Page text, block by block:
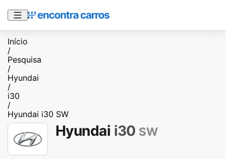
Início
/
Pesquisa
/
Hyundai
/
i30
/
Hyundai i30 SW
Hyundai i30 SW